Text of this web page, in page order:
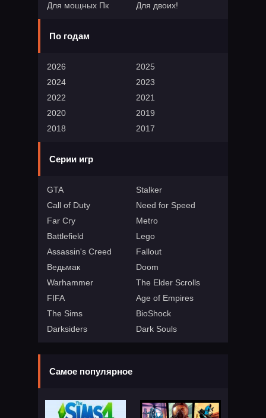
Для мощных Пк
Для двоих!
По годам
2026
2025
2024
2023
2022
2021
2020
2019
2018
2017
Серии игр
GTA
Stalker
Call of Duty
Need for Speed
Far Cry
Metro
Battlefield
Lego
Assassin's Creed
Fallout
Ведьмак
Doom
Warhammer
The Elder Scrolls
FIFA
Age of Empires
The Sims
BioShock
Darksiders
Dark Souls
Самое популярное